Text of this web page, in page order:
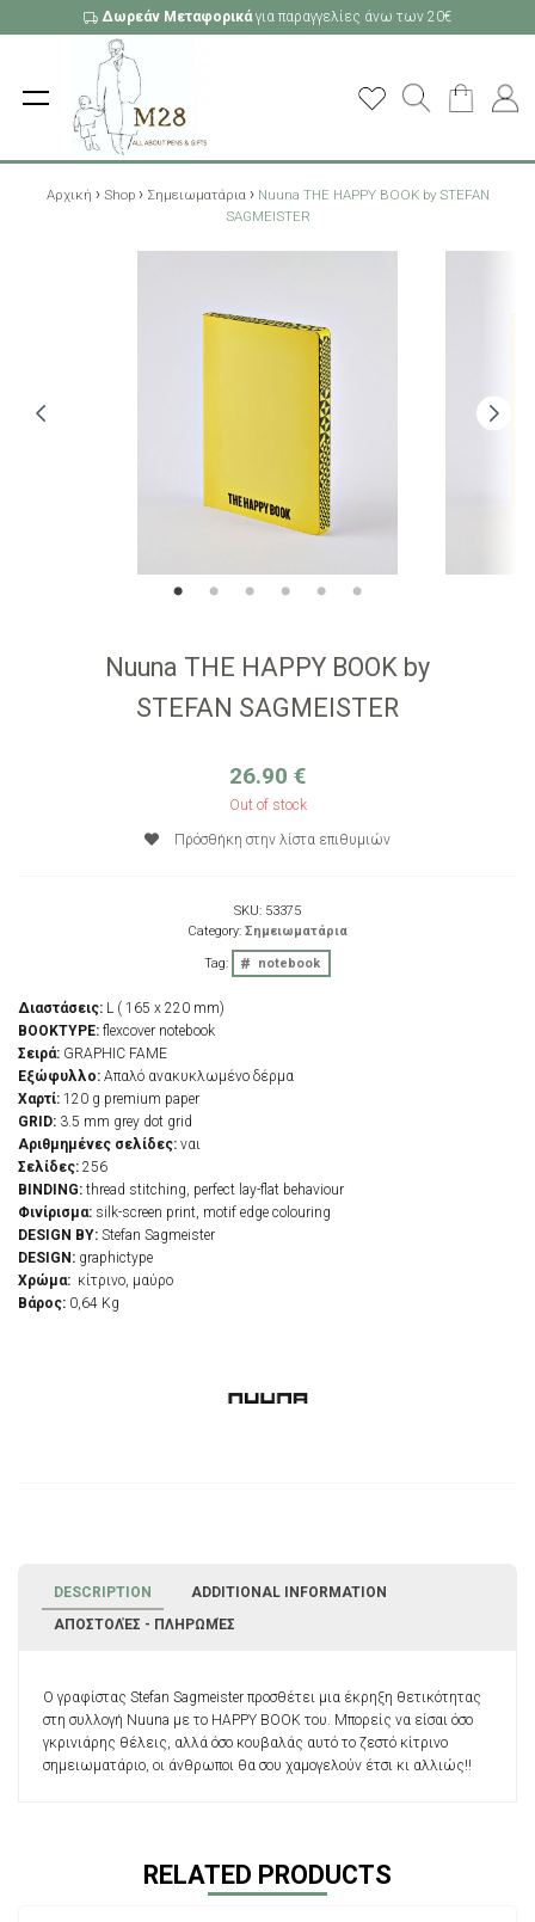
Δωρεάν Μεταφορικάγια παραγγελίες άνω των 20€
Αρχική › Shop › Σημειωματάρια › Nuuna THE HAPPY BOOK by STEFAN
SAGMEISTER
Nuuna THE HAPPY BOOK by
STEFAN SAGMEISTER
26.90 €
Out of stock
Πρόσθήκη στην λίστα επιθυμιών
SKU: 53375
Category: Σημειωματάρια
Tag: notebook
Διαστάσεις: L ( 165 x 220 mm)
BOOKTYPE: flexcover notebook
Σειρά: GRAPHIC FAME
Εξώφυλλο: Απαλό ανακυκλωμένο δέρμα
Χαρτί: 120 g premium paper
GRID: 3.5 mm grey dot grid
Αριθμημένες σελίδες: ναι
Σελίδες: 256
BINDING: thread stitching, perfect lay-flat behaviour
Φινίρισμα: silk-screen print, motif edge colouring
DESIGN BY: Stefan Sagmeister
DESIGN: graphictype
Χρώμα: κίτρινο, μαύρο
Βάρος: 0,64 Kg
DESCRIPTION
ADDITIONAL INFORMATION
ΑΠΟΣΤΟΛΈΣ - ΠΛΗΡΩΜΈΣ
Ο γραφίστας Stefan Sagmeister προσθέτει μια έκρηξη θετικότητας
στη συλλογή Nuuna με το HAPPY BOOK του. Μπορείς να είσαι όσο
γκρινιάρης θέλεις, αλλά όσο κουβαλάς αυτό το ζεστό κίτρινο
σημειωματάριο, οι άνθρωποι θα σου χαμογελούν έτσι κι αλλιώς!!
RELATED PRODUCTS